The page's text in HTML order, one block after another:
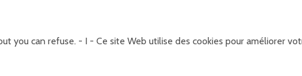
you can refuse. - I - Ce site Web utilise des cookies pour améliorer